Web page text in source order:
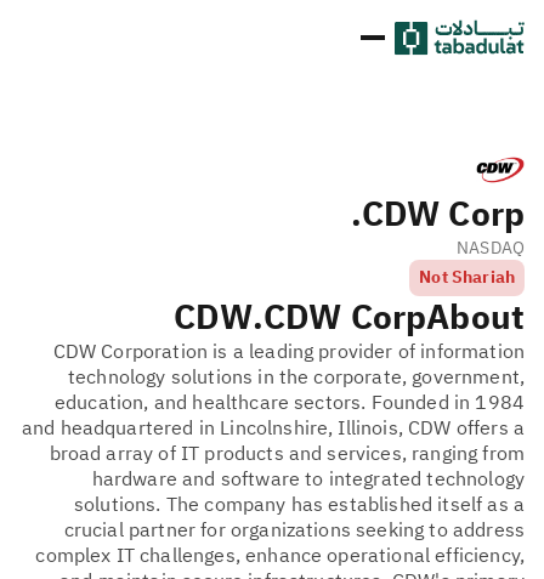
CDW Corp.
NASDAQ
Not Shariah
About
CDW Corp.
CDW
CDW Corporation is a leading provider of information
technology solutions in the corporate, government,
education, and healthcare sectors. Founded in 1984
and headquartered in Lincolnshire, Illinois, CDW offers a
broad array of IT products and services, ranging from
hardware and software to integrated technology
solutions. The company has established itself as a
crucial partner for organizations seeking to address
complex IT challenges, enhance operational efficiency,